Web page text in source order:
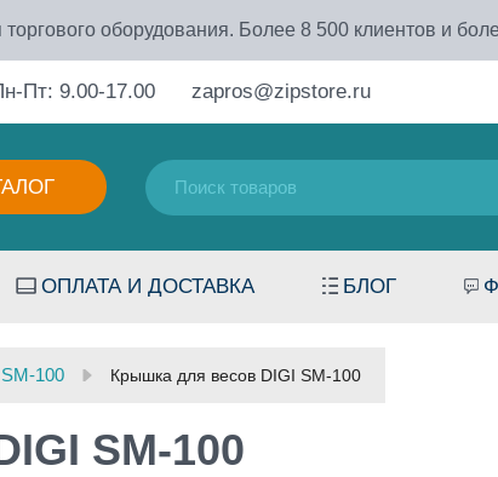
оборудования. Более 8 500 клиентов и
Пт: 9.00-17.00 zapros@zipstore.ru
ОПЛАТА И ДОСТАВКА БЛОГ
SM-100 Крышка для весов DIGI SM-100
SM-100